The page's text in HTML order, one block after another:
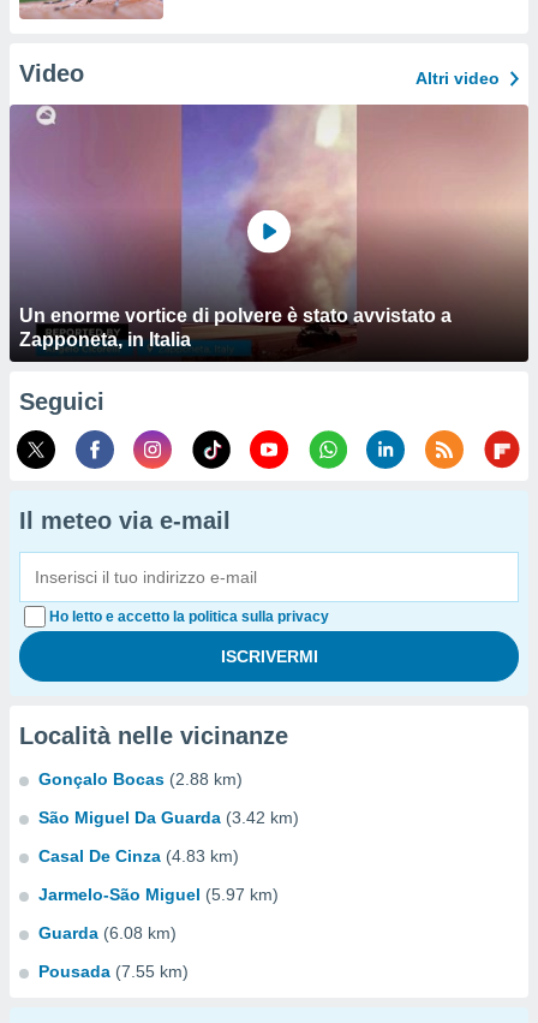
Video Altri video
Un enorme vortice di polvere è stato avvistato a
Zapponeta, in Italia
Seguici
Il meteo via e-mail
Ho letto e accetto la politica sulla privacy
Località nelle vicinanze
Gonçalo Bocas (2.88 km)
São Miguel Da Guarda (3.42 km)
Casal De Cinza (4.83 km)
Jarmelo-São Miguel (5.97 km)
Guarda (6.08 km)
Pousada (7.55 km)